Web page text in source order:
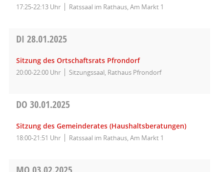
17:25-22:13 Uhr Ratssaal im Rathaus, Am Markt 1
DI 28.01.2025
Sitzung des Ortschaftsrats Pfrondorf
20:00-22:00 Uhr Sitzungssaal, Rathaus Pfrondorf
DO 30.01.2025
Sitzung des Gemeinderates (Haushaltsberatungen)
18:00-21:51 Uhr Ratssaal im Rathaus, Am Markt 1